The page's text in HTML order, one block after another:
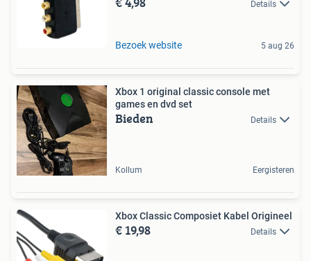
Details
Bezoek website 5 aug 26
Xbox 1 original classic console met
games en dvd set
Bieden Details
Kollum Eergisteren
Xbox Classic Composiet Kabel Origineel
€ 19,98 Details